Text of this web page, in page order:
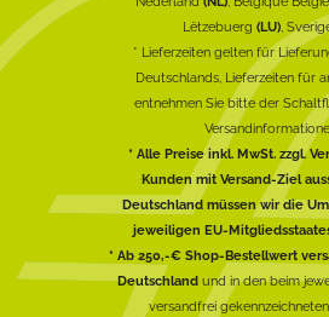
Lëtzebuerg (LU),
* Lieferzeiten gelten für
Deutschlands, Lieferzeiten für
entnehmen Sie bitte der
* Alle Preise inkl. MwSt. zzgl.
Kunden mit Versand-Ziel
Deutschland müssen wir die
jeweiligen EU-
* Ab 250,-€ Shop-Bestellwert
Deutschlandund in den beim
versandfrei